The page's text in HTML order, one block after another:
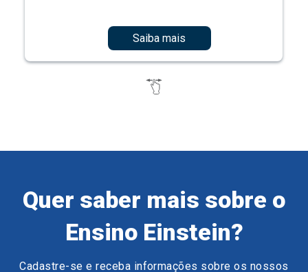
Saiba mais
Quer saber mais sobre o
Ensino Einstein?
Cadastre-se e receba informações sobre os nossos